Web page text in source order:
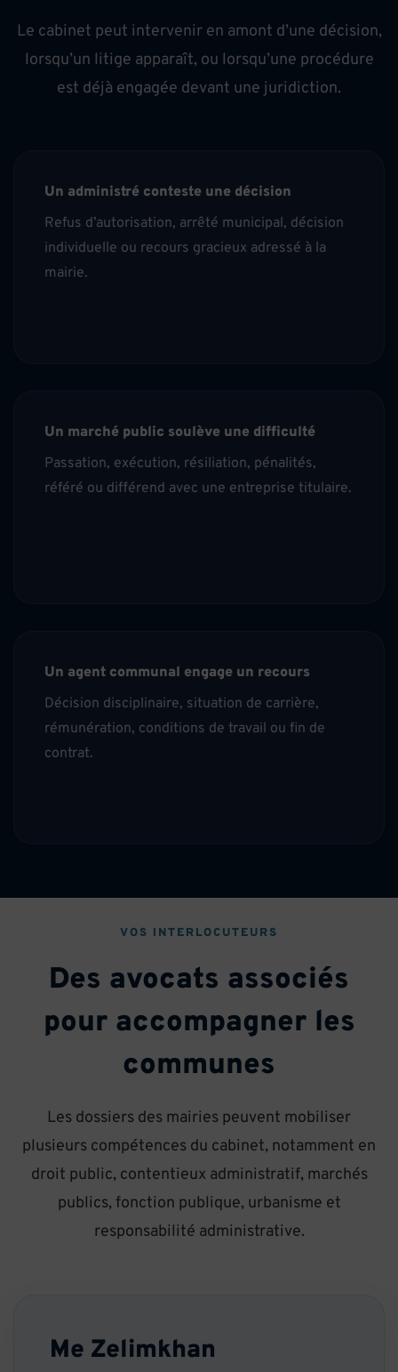
Le cabinet peut intervenir en amont d’une décision,
lorsqu’un litige apparaît, ou lorsqu’une procédure
est déjà engagée devant une juridiction.
Un administré conteste une décision
Refus d’autorisation, arrêté municipal, décision
individuelle ou recours gracieux adressé à la
mairie.
Un marché public soulève une difficulté
Passation, exécution, résiliation, pénalités,
référé ou différend avec une entreprise titulaire.
Un agent communal engage un recours
Décision disciplinaire, situation de carrière,
rémunération, conditions de travail ou fin de
contrat.
VOS INTERLOCUTEURS
Des avocats associés
pour accompagner les
communes
Les dossiers des mairies peuvent mobiliser
plusieurs compétences du cabinet, notamment en
droit public, contentieux administratif, marchés
publics, fonction publique, urbanisme et
responsabilité administrative.
Me Zelimkhan